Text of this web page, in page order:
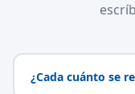
¿Cada cuánto se